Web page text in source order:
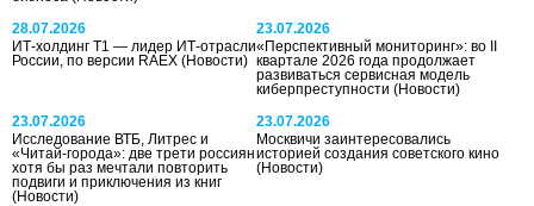
28.07.2026
ИТ-холдинг Т1 — лидер ИТ-отрасли
России, по версии RAEX (Новости)
23.07.2026
«Перспективный мониторинг»: во II
квартале 2026 года продолжает
развиваться сервисная модель
киберпреступности(Новости)
23.07.2026
Исследование ВТБ, Литрес и
«Читай-города»: две трети россиян
хотя бы раз мечтали повторить
подвиги и приключения из книг
(Новости)
23.07.2026
Москвичи заинтересовались
историей создания советского кино
(Новости)